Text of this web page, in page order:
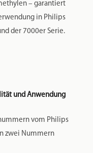
– garantiert
in Philips
der 7000er Serie.
und Anwendung
vom Philips
zwei Nummern